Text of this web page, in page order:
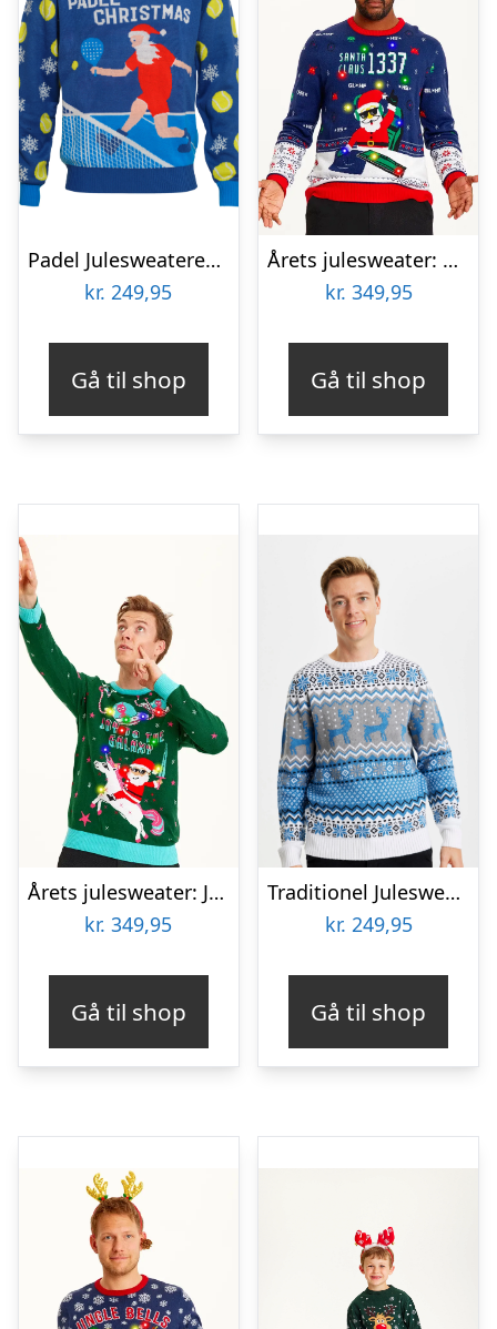
Padel Julesweateren – herre / mænd
kr. 249,95
Gå til shop
Årets julesweater: The Real MVP – herre / mænd. Ugly Christmas Sweater lavet i Danmark
kr. 349,95
Gå til shop
Årets julesweater: Joy To The Galaxy – herre / mænd. Ugly Christmas Sweater lavet i Danmark
kr. 349,95
Gå til shop
Traditionel Julesweater Blå – herre / mænd
kr. 249,95
Gå til shop